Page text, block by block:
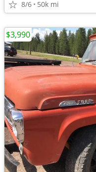
8/6 50k mi
$3,990